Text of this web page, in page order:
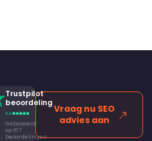
Trustpilot
beoordeling
Gebaseerd
op 107
beoordelingen
Vraag nu SEO
advies aan